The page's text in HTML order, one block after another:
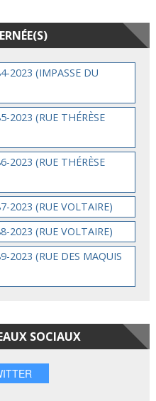
2023 (IMPASSE DU
2023 (RUE THÉRÈSE
2023 (RUE THÉRÈSE
2023 (RUE VOLTAIRE)
2023 (RUE VOLTAIRE)
2023 (RUE DES MAQUIS
SOCIAUX